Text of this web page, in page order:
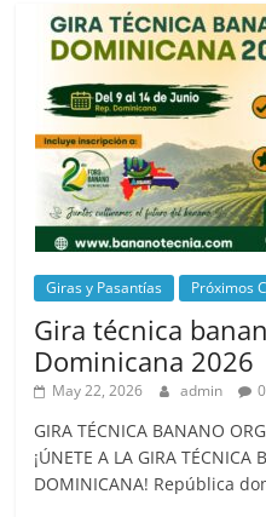
Giras y Pasantías Próximos
Gira técnica
Dominicana 2026
May 22, 2026 admin 0
GIRA TÉCNICA BANANO
¡ÚNETE A LA GIRA TÉCNICA
DOMINICANA! República